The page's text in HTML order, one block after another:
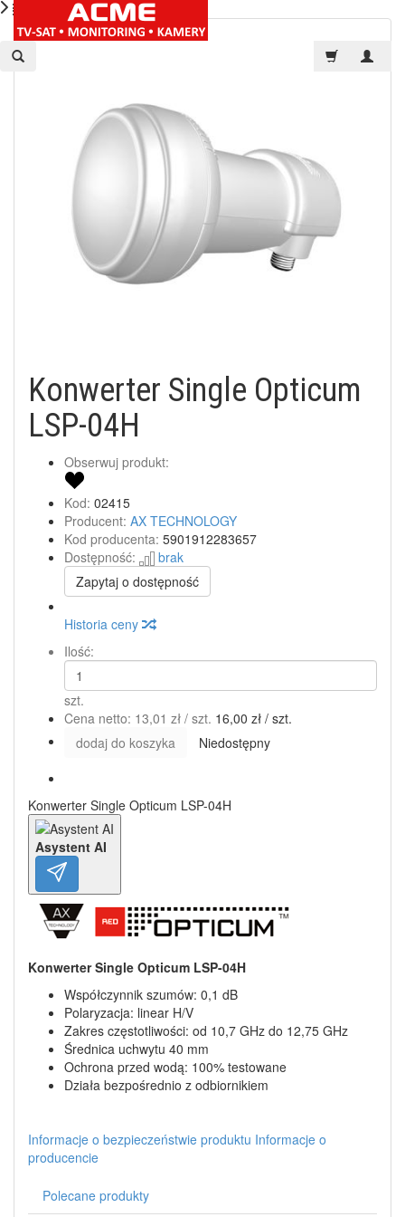
Konwerter Single Opticum
LSP-04H
Obserwuj produkt:
Kod: 02415
Producent: AX TECHNOLOGY
Kod producenta: 5901912283657
Dostępność:
brak
Zapytaj o dostępność
Historia ceny
Ilość:
szt.
Cena netto: 13,01 zł / szt. 16,00 zł / szt.
dodaj do koszyka
Niedostępny
Konwerter Single Opticum LSP-04H
Asystent AI
Konwerter Single Opticum LSP-04H
Współczynnik szumów: 0,1 dB
Polaryzacja: linear H/V
Zakres częstotliwości: od 10,7 GHz do 12,75 GHz
Średnica uchwytu 40 mm
Ochrona przed wodą: 100% testowane
Działa bezpośrednio z odbiornikiem
Informacje o bezpieczeństwie produktu Informacje o
producencie
Polecane produkty